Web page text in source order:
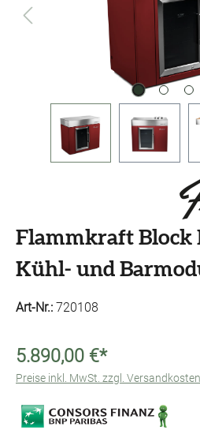
Flammkraft Block
Kühl- und
Art-Nr.: 720108
5.890,00 €*
Preise inkl. MwSt. zzgl. Versandkosten